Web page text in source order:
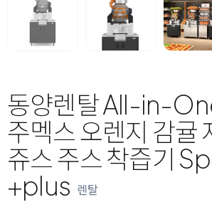
동양렌탈 All-in-
주멕스 오렌지 감귤
쥬스 주스 착즙기
+plus 렌탈